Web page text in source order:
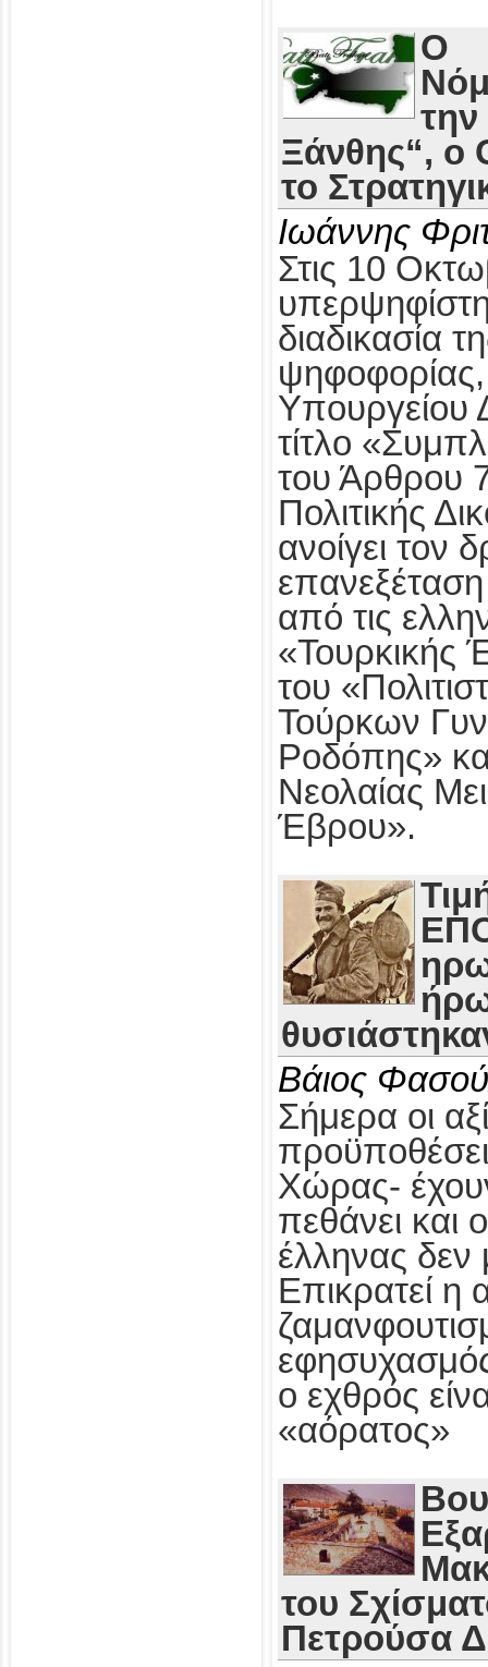
Ο
Ξάνθης“, ο
το
Ιωάννης
Στις 10
διαδικασία
Υπουργείου
τίτλο
του Άρθρου
Πολιτικής
ανοίγει τον
από τις
«Τουρκικής
του
Τούρκων
Ροδόπης»
Νεολαίας
Έβρου».
Βάιος
Σήμερα οι
Χώρας-
πεθάνει και
έλληνας δεν
Επικρατεί η
ο εχθρός
«αόρατος»
του
Πετρούσα